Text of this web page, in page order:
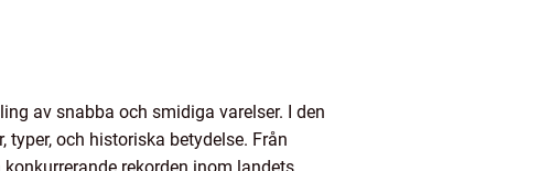
av snabba och smidiga varelser. I den
typer, och historiska betydelse. Från